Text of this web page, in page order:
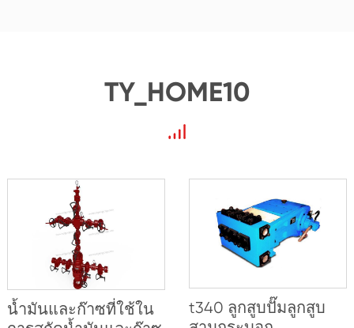
TY_HOME10
น้ำมันและก๊าซที่ใช้ใน
t340 ลูกสูบปั๊มลูกสูบ